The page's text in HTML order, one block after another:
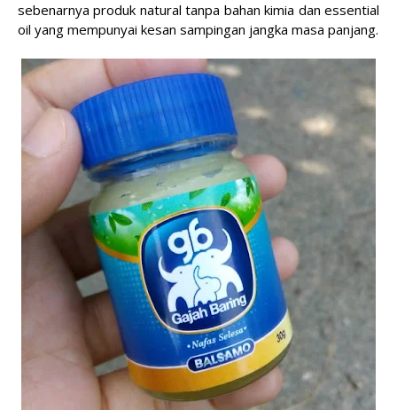
sebenarnya produk natural tanpa bahan kimia dan essential
oil yang mempunyai kesan sampingan jangka masa panjang.